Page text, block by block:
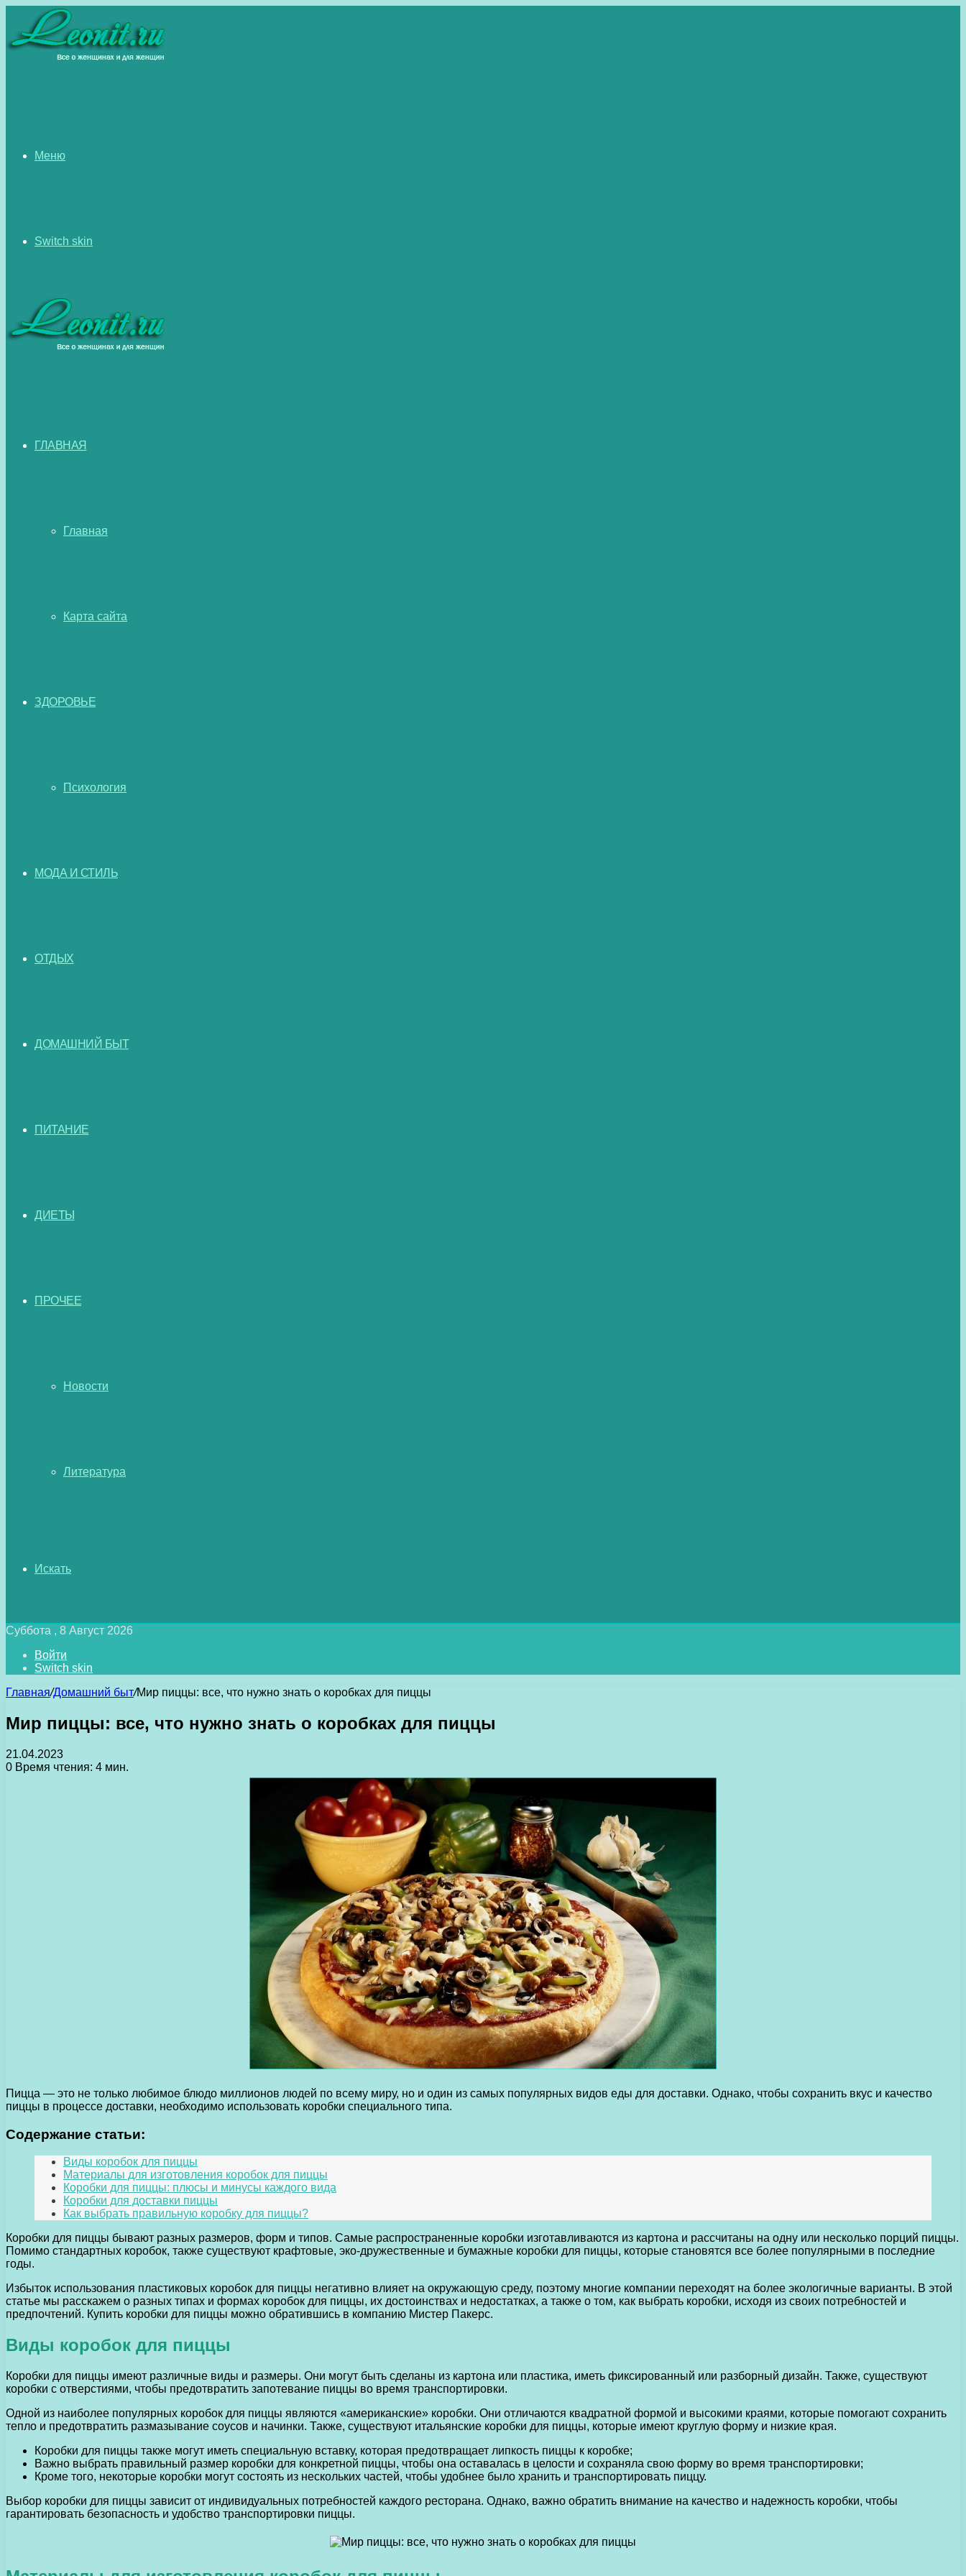
Меню
Switch skin
ГЛАВНАЯ
Главная
Карта сайта
ЗДОРОВЬЕ
Психология
МОДА И СТИЛЬ
ОТДЫХ
ДОМАШНИЙ БЫТ
ПИТАНИЕ
ДИЕТЫ
ПРОЧЕЕ
Новости
Литература
Искать
Суббота , 8 Август 2026
Войти
Switch skin
Главная/Домашний быт/Мир пиццы: все, что нужно знать о коробках для пиццы
Мир пиццы: все, что нужно знать о коробках для пиццы
21.04.2023
0 Время чтения: 4 мин.
Пицца — это не только любимое блюдо миллионов людей по всему миру, но и один из самых популярных видов еды для доставки. Однако, чтобы сохранить вкус и качество
пиццы в процессе доставки, необходимо использовать коробки специального типа.
Содержание статьи:
Виды коробок для пиццы
Материалы для изготовления коробок для пиццы
Коробки для пиццы: плюсы и минусы каждого вида
Коробки для доставки пиццы
Как выбрать правильную коробку для пиццы?
Коробки для пиццы бывают разных размеров, форм и типов. Самые распространенные коробки изготавливаются из картона и рассчитаны на одну или несколько порций пиццы.
Помимо стандартных коробок, также существуют крафтовые, эко-дружественные и бумажные коробки для пиццы, которые становятся все более популярными в последние
годы.
Избыток использования пластиковых коробок для пиццы негативно влияет на окружающую среду, поэтому многие компании переходят на более экологичные варианты. В этой
статье мы расскажем о разных типах и формах коробок для пиццы, их достоинствах и недостатках, а также о том, как выбрать коробки, исходя из своих потребностей и
предпочтений. Купить коробки для пиццы можно обратившись в компанию Мистер Пакерс.
Виды коробок для пиццы
Коробки для пиццы имеют различные виды и размеры. Они могут быть сделаны из картона или пластика, иметь фиксированный или разборный дизайн. Также, существуют
коробки с отверстиями, чтобы предотвратить запотевание пиццы во время транспортировки.
Одной из наиболее популярных коробок для пиццы являются «американские» коробки. Они отличаются квадратной формой и высокими краями, которые помогают сохранить
тепло и предотвратить размазывание соусов и начинки. Также, существуют итальянские коробки для пиццы, которые имеют круглую форму и низкие края.
Коробки для пиццы также могут иметь специальную вставку, которая предотвращает липкость пиццы к коробке;
Важно выбрать правильный размер коробки для конкретной пиццы, чтобы она оставалась в целости и сохраняла свою форму во время транспортировки;
Кроме того, некоторые коробки могут состоять из нескольких частей, чтобы удобнее было хранить и транспортировать пиццу.
Выбор коробки для пиццы зависит от индивидуальных потребностей каждого ресторана. Однако, важно обратить внимание на качество и надежность коробки, чтобы
гарантировать безопасность и удобство транспортировки пиццы.